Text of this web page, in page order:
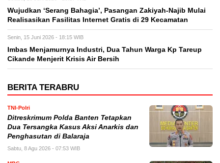
Wujudkan ‘Serang Bahagia’, Pasangan Zakiyah-Najib Mulai
Realisasikan Fasilitas Internet Gratis di 29 Kecamatan
Senin, 15 Juni 2026 - 18:15 WIB
Imbas Menjamurnya Industri, Dua Tahun Warga Kp Tareup
Cikande Menjerit Krisis Air Bersih
BERITA TERABRU
TNI-Polri
Ditreskrimum Polda Banten Tetapkan
Dua Tersangka Kasus Aksi Anarkis dan
Penghasutan di Balaraja
Sabtu, 8 Agu 2026 - 07:53 WIB